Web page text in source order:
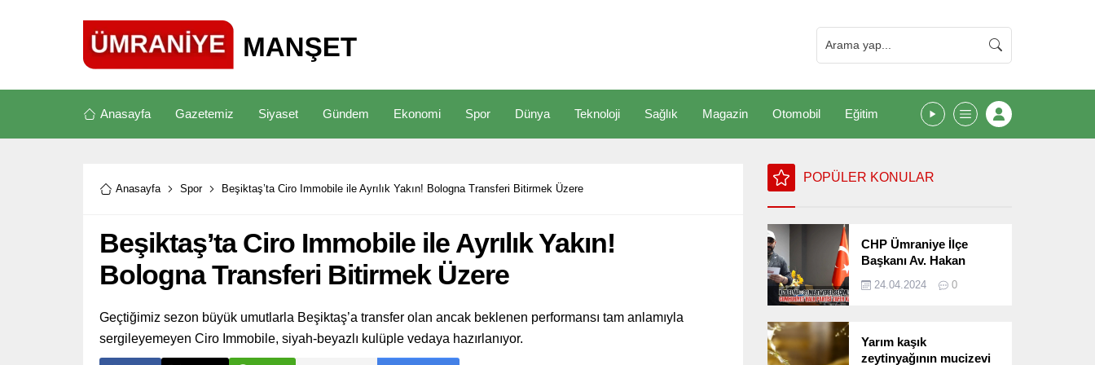
Anasayfa Gazetemiz Siyaset Gündem Ekonomi Spor Dünya Teknoloji Sağlık Magazin Otomobil Eğitim
Anasayfa Spor Beşiktaş’ta Ciro Immobile ile Ayrılık Yakın! Bologna Transferi Bitirmek Üzere
Beşiktaş’ta Ciro Immobile ile Ayrılık Yakın!
Bologna Transferi Bitirmek Üzere
Geçtiğimiz sezon büyük umutlarla Beşiktaş’a transfer olan ancak beklenen performansı tam anlamıyla
sergileyemeyen Ciro Immobile, siyah-beyazlı kulüple vedaya hazırlanıyor.
POPÜLER KONULAR
CHP Ümraniye İlçe
Başkanı Av. Hakan
Seçimlerini
24.04.2024 0
Yarım kaşık
zeytinyağının mucizevi